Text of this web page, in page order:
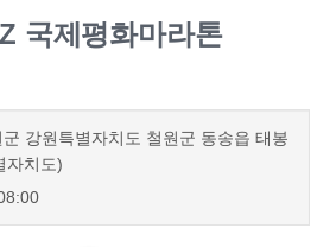
국제평화마라톤
강원특별자치도 철원군 동송읍 태봉
자치도)